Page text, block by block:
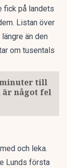
fick på landets
Listan över
än den
om tusentals
minuter till
är något fel
och leka.
Lunds första